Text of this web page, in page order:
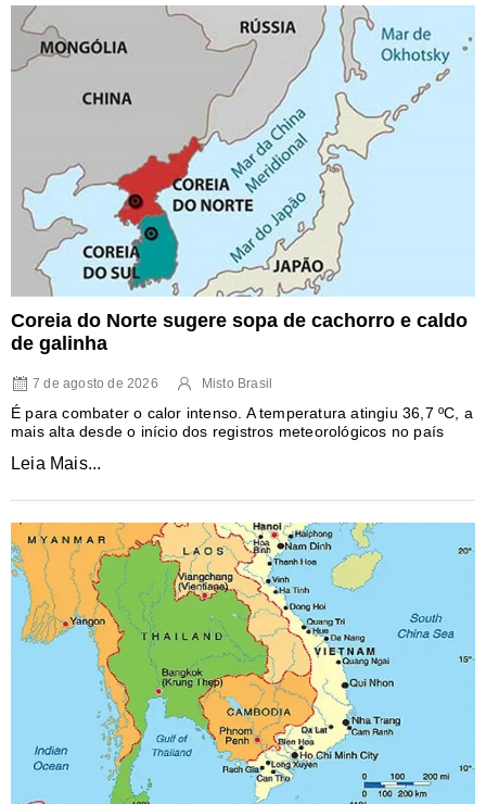
Coreia do Norte sugere sopa de cachorro e caldo
de galinha
7 de agosto de 2026 Misto Brasil
É para combater o calor intenso. A temperatura atingiu 36,7 ºC, a
mais alta desde o início dos registros meteorológicos no país
Leia Mais...